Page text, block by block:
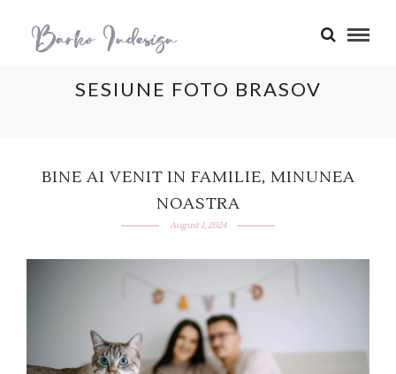
SESIUNE FOTO BRASOV
BINE AI VENIT IN FAMILIE, MINUNEA
NOASTRA
August 1, 2024